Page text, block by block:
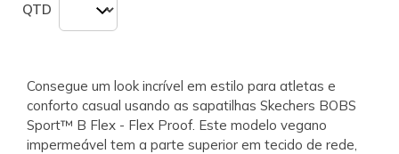
QTD
Consegue um look incrível em estilo para atletas e
conforto casual usando as sapatilhas Skechers BOBS
Sport™ B Flex - Flex Proof. Este modelo vegano
impermeável tem a parte superior em tecido de rede,